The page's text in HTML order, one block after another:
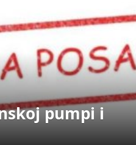
pumpi i